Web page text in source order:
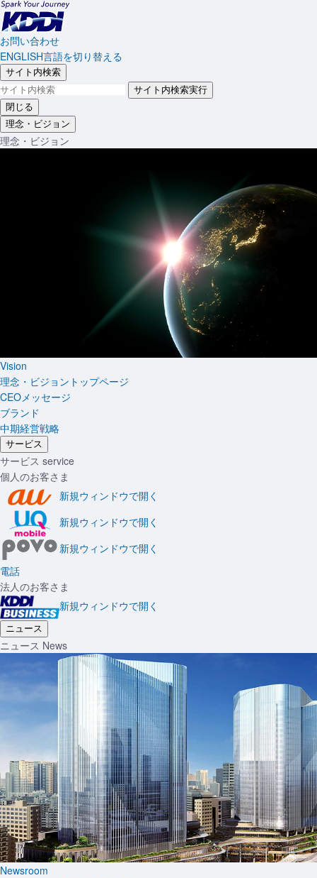
お問い合わせ
ENGLISH言語を切り替える
サイト内検索
サイト内検索実行
閉じる
理念・ビジョン
理念・ビジョン
Vision
理念・ビジョントップページ
CEOメッセージ
ブランド
中期経営戦略
サービス
サービス service
個人のお客さま
新規ウィンドウで開く
新規ウィンドウで開く
新規ウィンドウで開く
電話
法人のお客さま
新規ウィンドウで開く
ニュース
ニュース News
Newsroom